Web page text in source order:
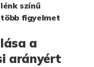
színű
figyelmet
a
arányért